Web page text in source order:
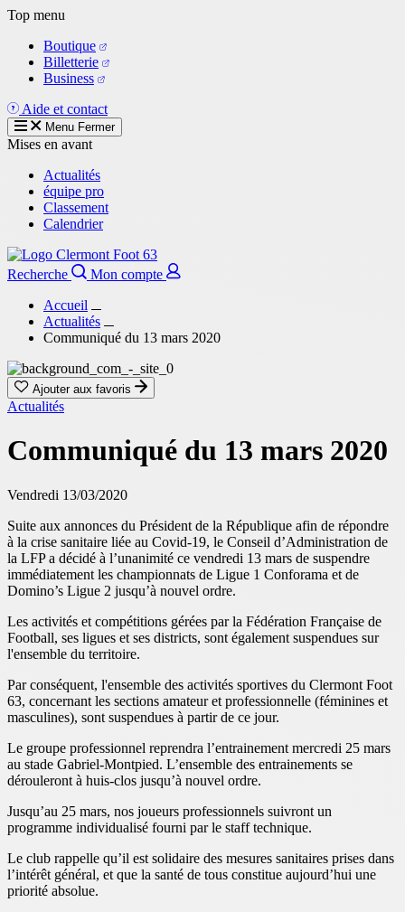
Aller
contenu
principal
Top menu
Boutique
Billetterie
Business
Aide et contact
Menu Fermer
Mises en avant
Actualités
équipe pro
Classement
Calendrier
Recherche
Mon compte
Accueil
Actualités
Communiqué du 13 mars 2020
Ajouter aux favoris
Actualités
Communiqué du 13 mars 2020
Vendredi 13/03/2020
Suite aux annonces du Président de la République afin de répondre
à la crise sanitaire liée au Covid-19, le Conseil d’Administration de
la LFP a décidé à l’unanimité ce vendredi 13 mars de suspendre
immédiatement les championnats de Ligue 1 Conforama et de
Domino’s Ligue 2 jusqu’à nouvel ordre.
Les activités et compétitions gérées par la Fédération Française de
Football, ses ligues et ses districts, sont également suspendues sur
l'ensemble du territoire.
Par conséquent, l'ensemble des activités sportives du Clermont Foot
63, concernant les sections amateur et professionnelle (féminines et
masculines), sont suspendues à partir de ce jour.
Le groupe professionnel reprendra l’entrainement mercredi 25 mars
au stade Gabriel-Montpied. L’ensemble des entrainements se
dérouleront à huis-clos jusqu’à nouvel ordre.
Jusqu’au 25 mars, nos joueurs professionnels suivront un
programme individualisé fourni par le staff technique.
Le club rappelle qu’il est solidaire des mesures sanitaires prises dans
l’intérêt général, et que la santé de tous constitue aujourd’hui une
priorité absolue.